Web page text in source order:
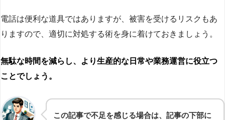
電話は便利な道具ではありますが、被害を受けるリスクもあ
りますので、適切に対処する術を身に着けておきましょう。
無駄な時間を減らし、より生産的な日常や業務運営に役立つ
ことでしょう。
この記事で不足を感じる場合は、記事の下部に